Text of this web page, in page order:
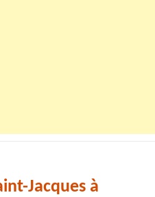
Jacques à